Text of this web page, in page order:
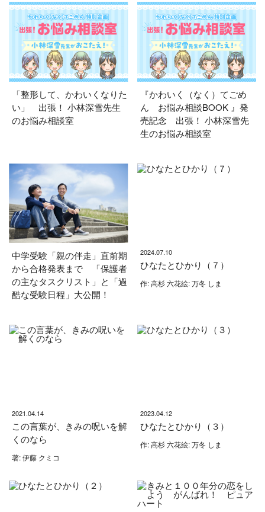
「整形して、かわいくなりた
い」 出張！ 小林深雪先生
のお悩み相談室
『かわいく（なく）てごめ
ん お悩み相談BOOK 』発
売記念 出張！ 小林深雪先
生のお悩み相談室
中学受験「親の伴走」直前期
から合格発表まで 「保護者
の主なタスクリスト」と「過
酷な受験日程」大公開！
2024.07.10
ひなたとひかり（７）
作: 高杉 六花絵: 万冬 しま
2021.04.14
この言葉が、きみの呪いを解
くのなら
著: 伊藤 クミコ
2023.04.12
ひなたとひかり（３）
作: 高杉 六花絵: 万冬 しま